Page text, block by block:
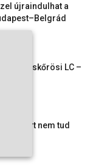
újraindulhat a
a Kiskőrösi LC –
Ezért nem tud
a...